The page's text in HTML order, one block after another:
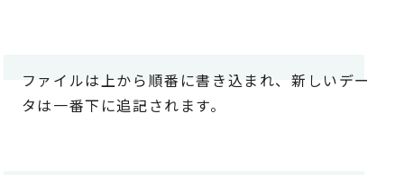
ファイルは上から順番に書き込まれ、新しいデー
タは一番下に追記されます。